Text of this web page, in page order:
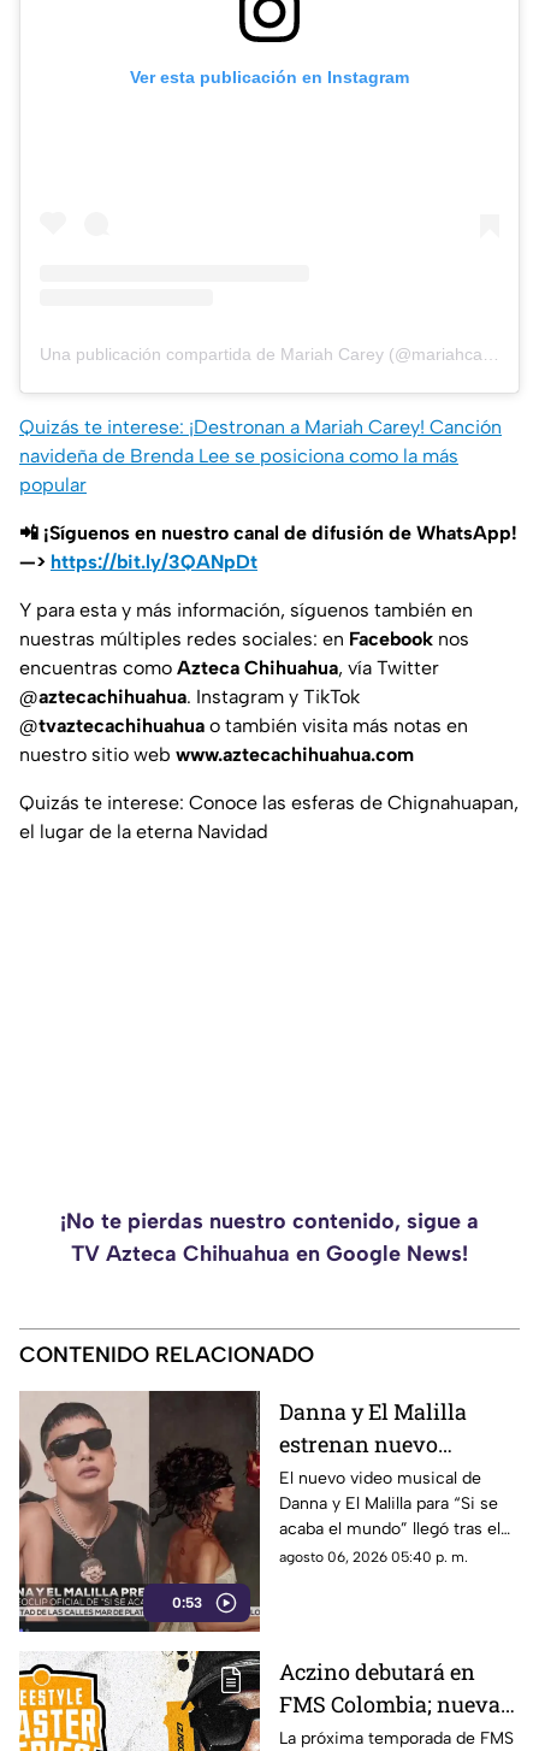
Ver esta publicación en Instagram
Una publicación compartida de Mariah Carey (@mariahcarey)
Quizás te interese: ¡Destronan a Mariah Carey! Canción
navideña de Brenda Lee se posiciona como la más
popular
📲 ¡Síguenos en nuestro canal de difusión de WhatsApp!
—> https://bit.ly/3QANpDt
Y para esta y más información, síguenos también en
nuestras múltiples redes sociales: en Facebook nos
encuentras como Azteca Chihuahua, vía Twitter
@aztecachihuahua. Instagram y TikTok
@tvaztecachihuahua o también visita más notas en
nuestro sitio web www.aztecachihuahua.com
Quizás te interese: Conoce las esferas de Chignahuapan,
el lugar de la eterna Navidad
¡No te pierdas nuestro contenido, sigue a
TV Azteca Chihuahua en Google News!
CONTENIDO RELACIONADO
0:53
Danna y El Malilla
estrenan nuevo
videoclip y aumentan
expectativa entre sus
fans
El nuevo video musical de
Danna y El Malilla para “Si se
acaba el mundo” llegó tras el
buen recibimiento del sencillo
agosto 06, 2026 05:40 p. m.
Aczino debutará en
FMS Colombia; nueva
temporada ya tiene
La próxima temporada de FMS